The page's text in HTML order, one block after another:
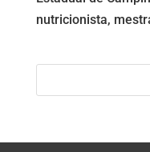
nutricionista,